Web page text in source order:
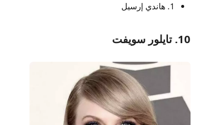
1. هاندي إرسيل
10. تايلور سويفت